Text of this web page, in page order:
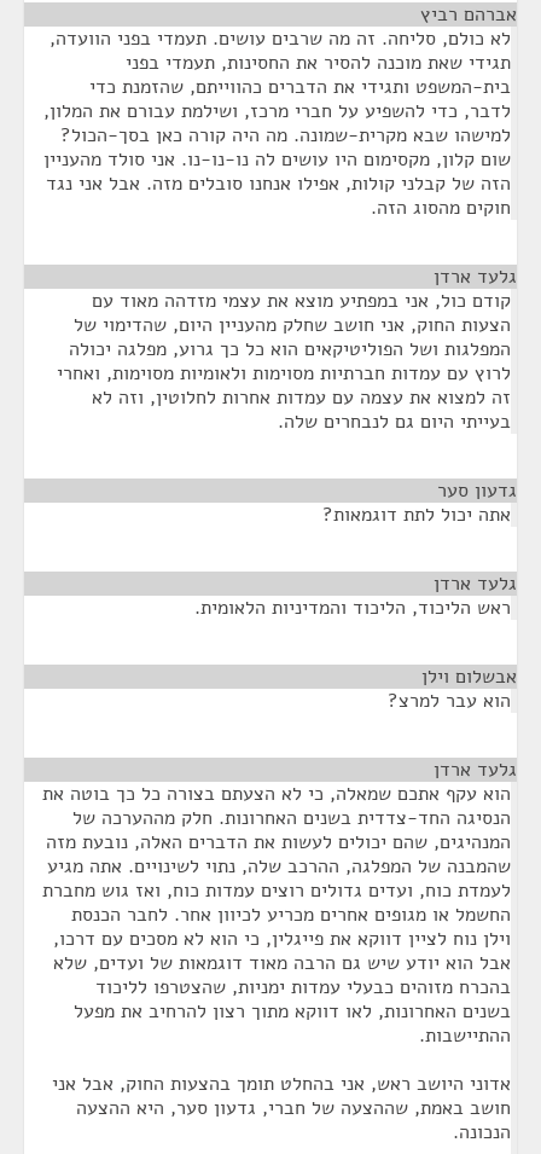
אברהם רביץ
לא כולם, סליחה. זה מה שרבים עושים. תעמדי בפני הוועדה,
תגידי שאת מוכנה להסיר את החסינות, תעמדי בפני
בית-המשפט ותגידי את הדברים כהווייתם, שהזמנת כדי
לדבר, כדי להשפיע על חברי מרכז, ושילמת עבורם את המלון,
למישהו שבא מקרית-שמונה. מה היה קורה כאן בסך-הכול?
שום קלון, מקסימום היו עושים לה נו-נו-נו. אני סולד מהעניין
הזה של קבלני קולות, אפילו אנחנו סובלים מזה. אבל אני נגד
חוקים מהסוג הזה.
גלעד ארדן
קודם כול, אני במפתיע מוצא את עצמי מזדהה מאוד עם
הצעות החוק, אני חושב שחלק מהעניין היום, שהדימוי של
המפלגות ושל הפוליטיקאים הוא כל כך גרוע, מפלגה יכולה
לרוץ עם עמדות חברתיות מסוימות ולאומיות מסוימות, ואחרי
זה למצוא את עצמה עם עמדות אחרות לחלוטין, וזה לא
בעייתי היום גם לנבחרים שלה.
גדעון סער
אתה יכול לתת דוגמאות?
גלעד ארדן
ראש הליכוד, הליכוד והמדיניות הלאומית.
אבשלום וילן
הוא עבר למרצ?
גלעד ארדן
הוא עקף אתכם שמאלה, כי לא הצעתם בצורה כל כך בוטה את
הנסיגה החד-צדדית בשנים האחרונות. חלק מההערכה של
המנהיגים, שהם יכולים לעשות את הדברים האלה, נובעת מזה
שהמבנה של המפלגה, ההרכב שלה, נתוי לשינויים. אתה מגיע
לעמדת כוח, ועדים גדולים רוצים עמדות כוח, ואז גוש מחברת
החשמל או מגופים אחרים מכריע לכיוון אחר. לחבר הכנסת
וילן נוח לציין דווקא את פייגלין, כי הוא לא מסכים עם דרכו,
אבל הוא יודע שיש גם הרבה מאוד דוגמאות של ועדים, שלא
בהכרח מזוהים כבעלי עמדות ימניות, שהצטרפו לליכוד
בשנים האחרונות, לאו דווקא מתוך רצון להרחיב את מפעל
ההתיישבות.
אדוני היושב ראש, אני בהחלט תומך בהצעות החוק, אבל אני
חושב באמת, שההצעה של חברי, גדעון סער, היא ההצעה
הנכונה.